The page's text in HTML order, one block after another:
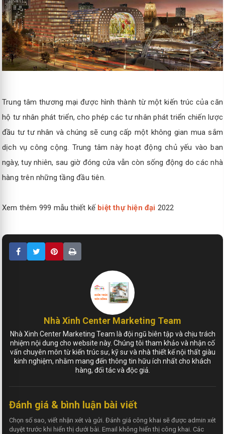
Trung tâm thương mại được hình thành từ một kiến ​​trúc của căn
hộ tư nhân phát triển, cho phép các tư nhân phát triển chiến lược
đầu tư tư nhân và chúng sẽ cung cấp một không gian mua sắm
dịch vụ công cộng. Trung tâm này hoạt động chủ yếu vào ban
ngày, tuy nhiên, sau giờ đóng cửa vẫn còn sống động do các nhà
hàng trên những tầng đầu tiên.
Xem thêm 999 mẫu thiết kế biệt thự hiện đại 2022
Nhà Xinh Center Marketing Team
Nhà Xinh Center Marketing Team là đội ngũ biên tập và chịu trách
nhiệm nội dung cho website này. Chúng tôi tham khảo và nhận cố
vấn chuyên môn từ kiến trúc sư, kỹ sư và nhà thiết kế nội thất giàu
kinh nghiệm, nhằm mang đến thông tin hữu ích nhất cho khách
hàng, đối tác và độc giả.
Đánh giá & bình luận bài viết
Chọn số sao, viết nhận xét và gửi. Đánh giá công khai sẽ được admin xét
duyệt trước khi hiển thị dưới bài. Email không hiển thị công khai. Các